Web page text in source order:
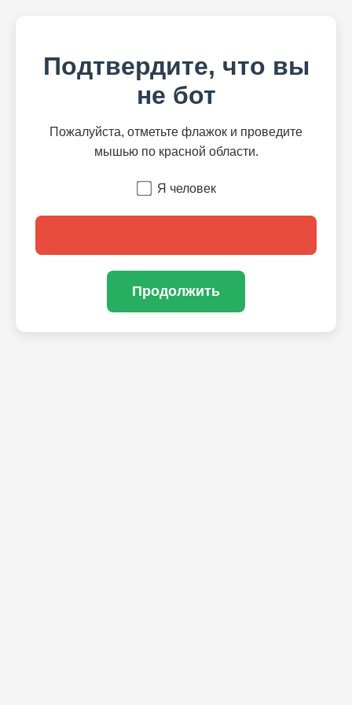
Подтвердите, что вы
не бот
Пожалуйста, отметьте флажок и проведите
мышью по красной области.
Я человек
Продолжить